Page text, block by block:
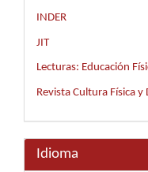
INDER
JIT
Lecturas: Educación
Revista Cultura Física
Idioma